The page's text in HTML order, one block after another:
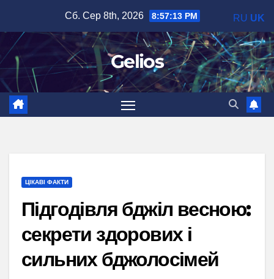
вмісту
Сб. Сер 8th, 2026 8:57:15 PM
Gelios
ЦІКАВІ ФАКТИ
Підгодівля бджіл весною:
секрети здорових і
сильних бджолосімей
RU UK